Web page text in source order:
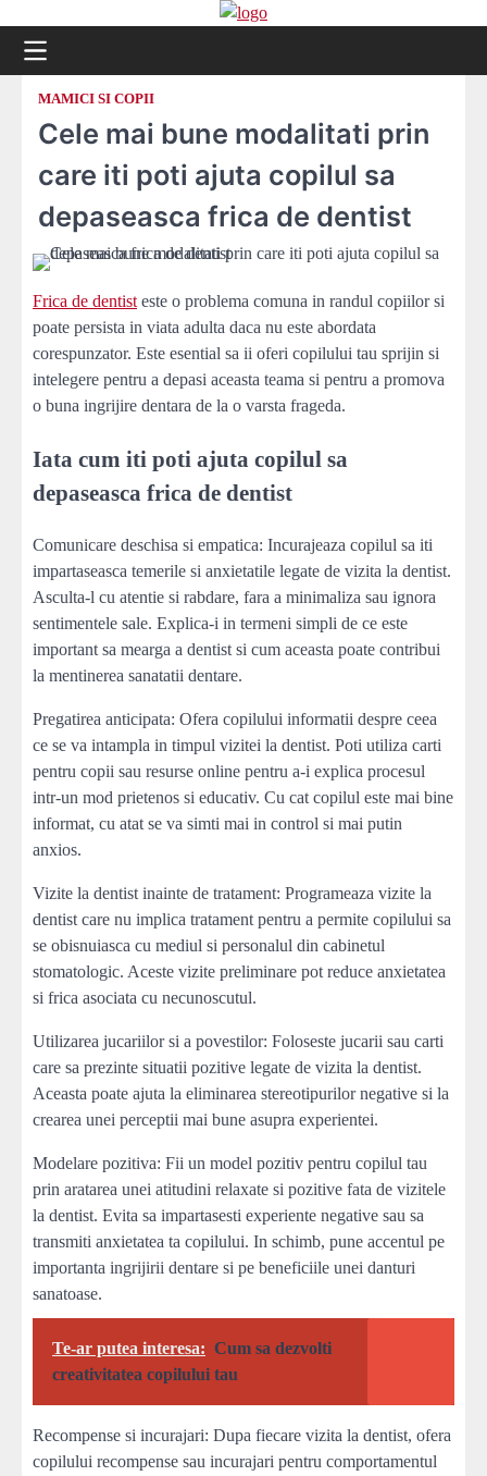
content
MAMICI SI COPII
Cele mai bune modalitati prin
care iti poti ajuta copilul sa
depaseasca frica de dentist
Frica de dentist este o problema comuna in randul copiilor si
poate persista in viata adulta daca nu este abordata
corespunzator. Este esential sa ii oferi copilului tau sprijin si
intelegere pentru a depasi aceasta teama si pentru a promova
o buna ingrijire dentara de la o varsta frageda.
Iata cum iti poti ajuta copilul sa
depaseasca frica de dentist
Comunicare deschisa si empatica: Incurajeaza copilul sa iti
impartaseasca temerile si anxietatile legate de vizita la dentist.
Asculta-l cu atentie si rabdare, fara a minimaliza sau ignora
sentimentele sale. Explica-i in termeni simpli de ce este
important sa mearga a dentist si cum aceasta poate contribui
la mentinerea sanatatii dentare.
Pregatirea anticipata: Ofera copilului informatii despre ceea
ce se va intampla in timpul vizitei la dentist. Poti utiliza carti
pentru copii sau resurse online pentru a-i explica procesul
intr-un mod prietenos si educativ. Cu cat copilul este mai bine
informat, cu atat se va simti mai in control si mai putin
anxios.
Vizite la dentist inainte de tratament: Programeaza vizite la
dentist care nu implica tratament pentru a permite copilului sa
se obisnuiasca cu mediul si personalul din cabinetul
stomatologic. Aceste vizite preliminare pot reduce anxietatea
si frica asociata cu necunoscutul.
Utilizarea jucariilor si a povestilor: Foloseste jucarii sau carti
care sa prezinte situatii pozitive legate de vizita la dentist.
Aceasta poate ajuta la eliminarea stereotipurilor negative si la
crearea unei perceptii mai bune asupra experientei.
Modelare pozitiva: Fii un model pozitiv pentru copilul tau
prin aratarea unei atitudini relaxate si pozitive fata de vizitele
la dentist. Evita sa impartasesti experiente negative sau sa
transmiti anxietatea ta copilului. In schimb, pune accentul pe
importanta ingrijirii dentare si pe beneficiile unei danturi
sanatoase.
Te-ar putea interesa: Cum sa dezvolti
creativitatea copilului tau
Recompense si incurajari: Dupa fiecare vizita la dentist, ofera
copilului recompense sau incurajari pentru comportamentul